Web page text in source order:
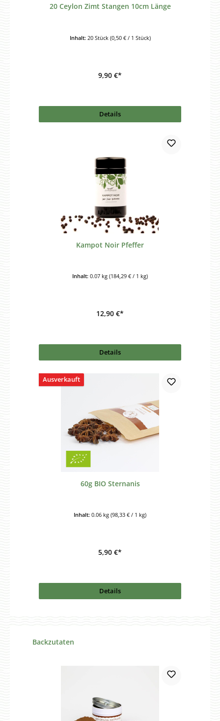
20 Ceylon Zimt Stangen 10cm Länge
Inhalt: 20 Stück (0,50 € / 1 Stück)
9,90 €*
Details
Kampot Noir Pfeffer
Inhalt: 0.07 kg (184,29 € / 1 kg)
12,90 €*
Details
Ausverkauft
60g BIO Sternanis
Inhalt: 0.06 kg (98,33 € / 1 kg)
5,90 €*
Details
Produktgalerie überspringen
Backzutaten